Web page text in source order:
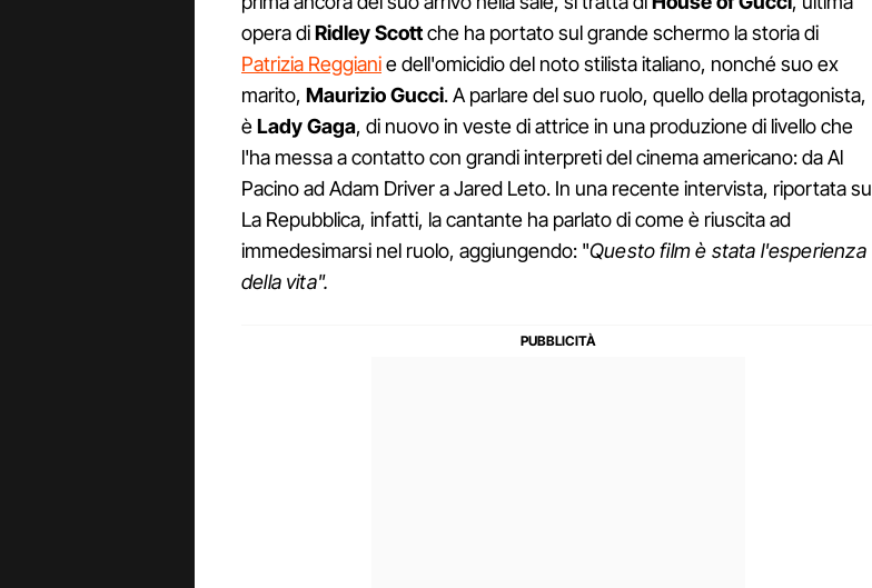
opera diRidley Scottche ha portato sul grande schermo la storia di
Patrizia Reggianie dell'omicidio del noto stilista italiano, nonché suo ex
marito, Maurizio Gucci. A parlare del suo ruolo, quello della protagonista,
èLady Gaga, di nuovo in veste di attrice in una produzione di livello che
l'ha messa a contatto con grandi interpreti del cinema americano: da Al
Pacino ad Adam Driver a Jared Leto. In una recente intervista, riportata su
La Repubblica, infatti, la cantante ha parlato di come è riuscita ad
immedesimarsi nel ruolo, aggiungendo: "Questo film è stata l'esperienza
della vita".